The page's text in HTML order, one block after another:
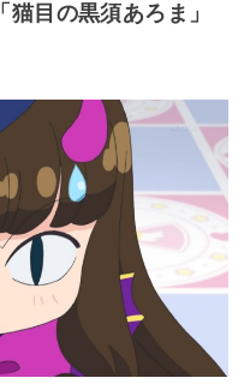
「猫目の黒須あろま」